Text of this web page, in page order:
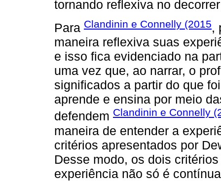
tornando reflexiva no
Para Clandinin e Connelly (2015,
maneira reflexiva suas
e isso fica evidenciado na
uma vez que, ao narrar, o
significados a partir do que
aprende e ensina por meio
defendem Clandinin e Connelly
maneira de entender a
critérios apresentados por
Desse modo, os dois
experiência não só é